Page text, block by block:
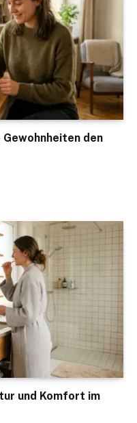
den
und Komfort im